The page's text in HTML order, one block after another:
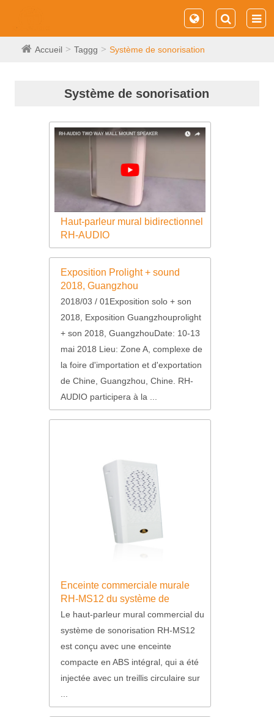
Accueil Taggg Système de sonorisation
Système de sonorisation
Haut-parleur mural bidirectionnel
RH-AUDIO
Exposition Prolight + sound
2018, Guangzhou
2018/03 / 01Exposition solo + son
2018, Exposition Guangzhouprolight
+ son 2018, GuangzhouDate: 10-13
mai 2018 Lieu: Zone A, complexe de
la foire d'importation et d'exportation
de Chine, Guangzhou, Chine. RH-
AUDIO participera à la ...
Enceinte commerciale murale
RH-MS12 du système de
sonorisation
Le haut-parleur mural commercial du
système de sonorisation RH-MS12
est conçu avec une enceinte
compacte en ABS intégral, qui a été
injectée avec un treillis circulaire sur